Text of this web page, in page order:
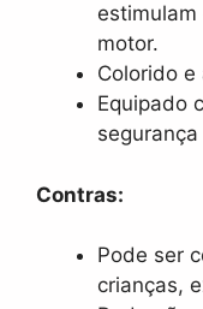
motor.
Colorido
Equipado
Contras:
Pode ser
crianças,